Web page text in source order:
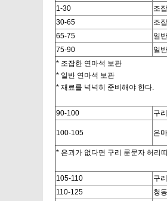
1-30
조
30-65
조
65-75
일
75-90
일
* 조잡한 연마석 보관
* 일반 연마석 보관
* 재료를 넉넉히 준비해야 한다.
90-100 구
100-105 은
* 은괴가 없다면 구리 룬문자 허리
105-110 구
110-125
청